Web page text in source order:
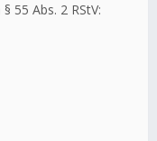
55 Abs. 2 RStV: